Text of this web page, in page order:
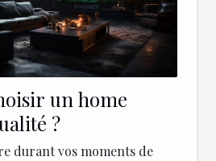
un home
?
durant vos moments de